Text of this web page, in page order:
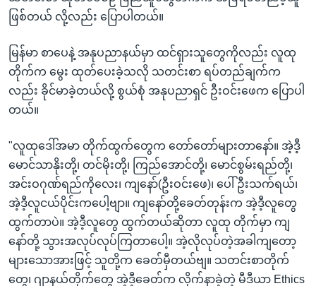
ဖြစ်တယ် လို့လည်း ပြောပါတယ်။
မြန်မာ စာပေနဲ့ အနုပညာနယ်မှာ ထင်ရှားသူတွေကိုလည်း လူထု
တိုက်က မွေး ထုတ်ပေးခဲ့သလို သတင်းစာ ရပ်တည်ချက်က
လည်း ခိုင်မာခဲ့တယ်လို့ စွယ်စုံ အနုပညာရှင် ဦးဝင်းဖေက ပြောပါ
တယ်။
"လူထုဒေါ်အမာ တိုက်ထွက်တွေက တော်တော်များတာနော်။ အဲ့ဒီ့
မောင်သာနိုးတို့၊ တင်မိုးတို့၊ ကြည်အောင်တို့၊ မောင်စွမ်းရည်တို့၊
အင်းဝဂုဏ်ရည်ကိုလေး၊ ကျနော်(ဦးဝင်းဖေ)၊ ပေါ်ဦးသက်ရယ်၊
အဲ့ဒီ့လူငယ်ပိုင်းကပေါ့ဗျာ။ ကျနော်တို့ခေတ်တုန်းက အဲ့ဒီ့လူတွေ
ထွက်တာပဲ။ အဲ့ဒီ့လူတွေ ထွက်တယ်ဆိုတာ လူထု တိုက်မှာ ကျ
နော်တို့ သွားအလုပ်လုပ်ကြတာပေါ့။ အဲ့လိုလုပ်တဲ့အခါကျတော့
များသောအားဖြင့် သူတို့က ခေတ်မှီတယ်ဗျ။ သတင်းစာတိုက်
တွေ၊ ဂျာနယ်တိုက်တွေ အဲ့ဒီ့ခေတ်က လိုက်နာခဲ့တဲ့ မီဒီယာ Ethics